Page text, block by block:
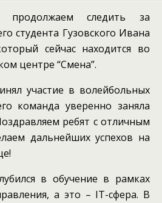
следить за
студента Гузовского Ивана
сейчас находится во
центре “Смена”.
участие в волейбольных
команда уверенно заняла
ребят с отличным
дальнейших успехов на
в обучение в рамках
а это – IT-сфера. В